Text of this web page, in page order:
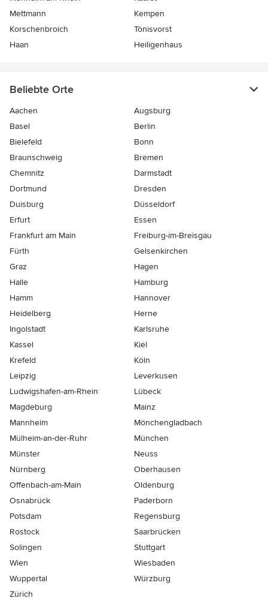
Mettmann
Kempen
Korschenbroich
Tönisvorst
Haan
Heiligenhaus
Beliebte Orte
Aachen
Augsburg
Basel
Berlin
Bielefeld
Bonn
Braunschweig
Bremen
Chemnitz
Darmstadt
Dortmund
Dresden
Duisburg
Düsseldorf
Erfurt
Essen
Frankfurt am Main
Freiburg-im-Breisgau
Fürth
Gelsenkirchen
Graz
Hagen
Halle
Hamburg
Hamm
Hannover
Heidelberg
Herne
Ingolstadt
Karlsruhe
Kassel
Kiel
Krefeld
Köln
Leipzig
Leverkusen
Ludwigshafen-am-Rhein
Lübeck
Magdeburg
Mainz
Mannheim
Mönchen­gladbach
Mülheim-an-der-Ruhr
München
Münster
Neuss
Nürnberg
Oberhausen
Offenbach-am-Main
Oldenburg
Osnabrück
Paderborn
Potsdam
Regensburg
Rostock
Saarbrücken
Solingen
Stuttgart
Wien
Wiesbaden
Wuppertal
Würzburg
Zürich